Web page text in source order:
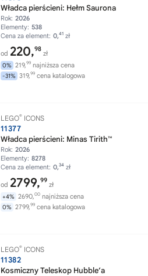
Władca pierścieni: Hełm Saurona
Rok: 2026
Elementy: 538
Cena za element: 0,41 zł
od 220,98
zł
0% 219,99 najniższa cena
-31% 319,99 cena katalogowa
LEGO® ICONS
11377
Władca pierścieni: Minas Tirith™
Rok: 2026
Elementy: 8278
Cena za element: 0,34 zł
od 2799,99
zł
+4% 2690,00 najniższa cena
0% 2799,99 cena katalogowa
LEGO® ICONS
11382
Kosmiczny Teleskop Hubble’a